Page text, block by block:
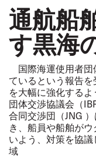
通航船
す黒海
国際海運使用者団
ているという報告
を大幅に強化する
団体交渉協議会（
合同交渉団（JNG
き、船員や船舶が
いよう、対策を協
域